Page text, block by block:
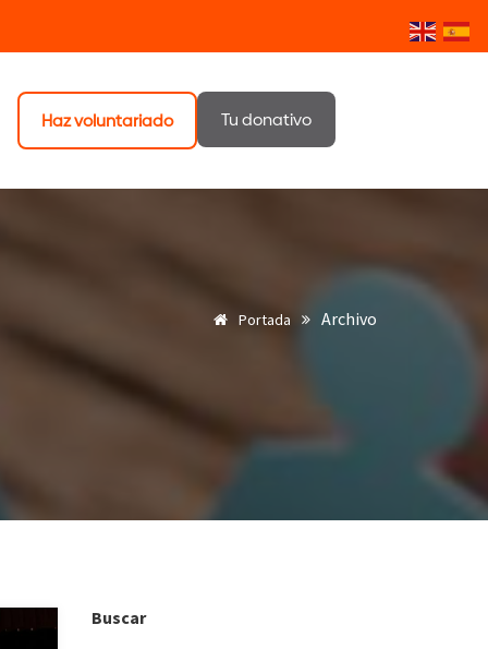
Haz voluntariado Tu donativo
Portada Archivo
Buscar